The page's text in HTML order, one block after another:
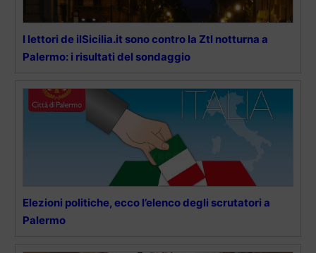
I lettori de ilSicilia.it sono contro la Ztl notturna a
Palermo: i risultati del sondaggio
Elezioni politiche, ecco l’elenco degli scrutatori a
Palermo